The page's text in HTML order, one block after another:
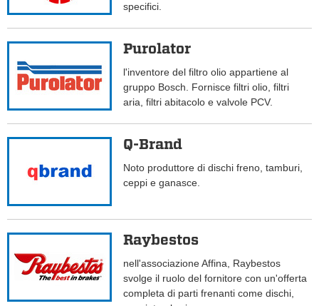
specifici.
Purolator
l'inventore del filtro olio appartiene al
gruppo Bosch. Fornisce filtri olio, filtri
aria, filtri abitacolo e valvole PCV.
Q-Brand
Noto produttore di dischi freno, tamburi,
ceppi e ganasce.
Raybestos
nell'associazione Affina, Raybestos
svolge il ruolo del fornitore con un'offerta
completa di parti frenanti come dischi,